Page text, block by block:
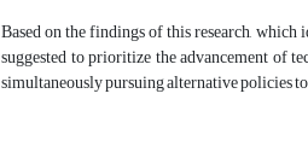
Based on the findings of this research,
suggested to prioritize the advancement of
simultaneously pursuing alternative policies